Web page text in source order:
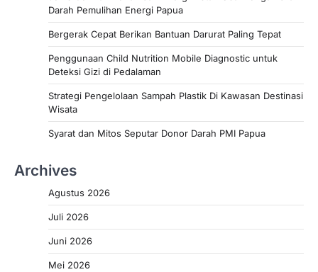
Darah Pemulihan Energi Papua
Bergerak Cepat Berikan Bantuan Darurat Paling Tepat
Penggunaan Child Nutrition Mobile Diagnostic untuk
Deteksi Gizi di Pedalaman
Strategi Pengelolaan Sampah Plastik Di Kawasan Destinasi
Wisata
Syarat dan Mitos Seputar Donor Darah PMI Papua
Archives
Agustus 2026
Juli 2026
Juni 2026
Mei 2026